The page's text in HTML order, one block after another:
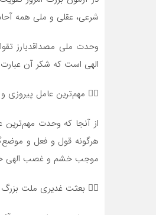
شرعی، عقلی و ملی همه
وحدت ملی مصداقدبارز
الهی است که شکر آن
۴⃣ مهم‌ترین عامل پیروزی و غلبه بر دشمنان:
از آنجا که وحدت مهم‌ترین
هرگونه قول و فعل و
موجب خشم و غصب الهی
۵⃣ بعثت غدیری ملت بزرگ ایران: